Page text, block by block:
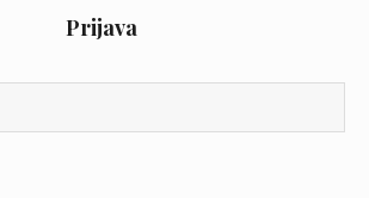
Prijava